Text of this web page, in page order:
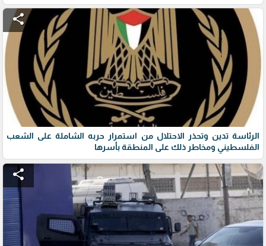
share
الرئاسة تدين وتحذر الاحتلال من استمرار حربه الشاملة على الشعب
الفلسطيني ومخاطر ذلك على المنطقة بأسرها
share